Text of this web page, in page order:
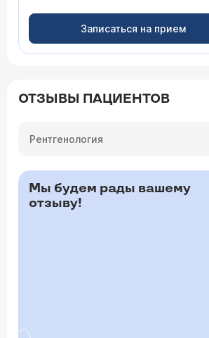
Записаться на прием
ОТЗЫВЫ ПАЦИЕНТОВ
Рентгенология
Мы будем рады вашему
отзыву!